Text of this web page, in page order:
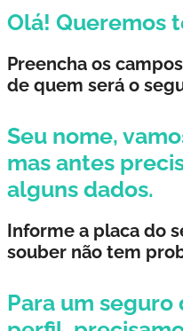
Olá! Queremos
Preencha os
de quem será o
Seu nome,
mas antes
alguns dados.
Informe a placa do
souber não tem
Para um seguro